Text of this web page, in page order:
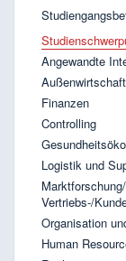
Angewandte
Außenwirtschaft
Finanzen
Controlling
Logistik und
Vertriebs-/
Organisation
Human